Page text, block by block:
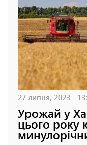
27 липня, 2023 -
Урожай у
цього року